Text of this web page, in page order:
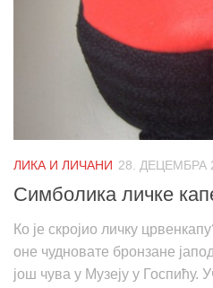
ЛИКА И ЛИЧАНИ 28. ДЕЦЕМБРА
Симболика личке
Ко је скројио личку
оне чудновате бронзане
још чува у Музеју у Госпићу.